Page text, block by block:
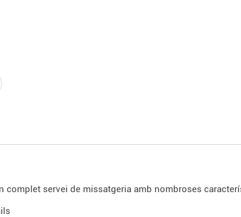
complet servei de missatgeria amb nombroses